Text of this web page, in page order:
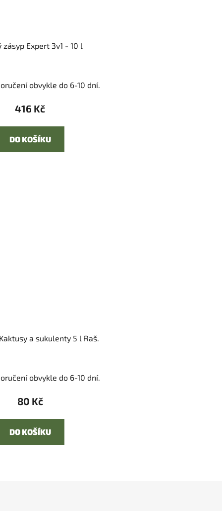
zásyp Expert 3v1 - 10 l
obvykle do 6-10 dní.
416 Kč
DO KOŠÍKU
a sukulenty 5 l Raš.
obvykle do 6-10 dní.
80 Kč
DO KOŠÍKU